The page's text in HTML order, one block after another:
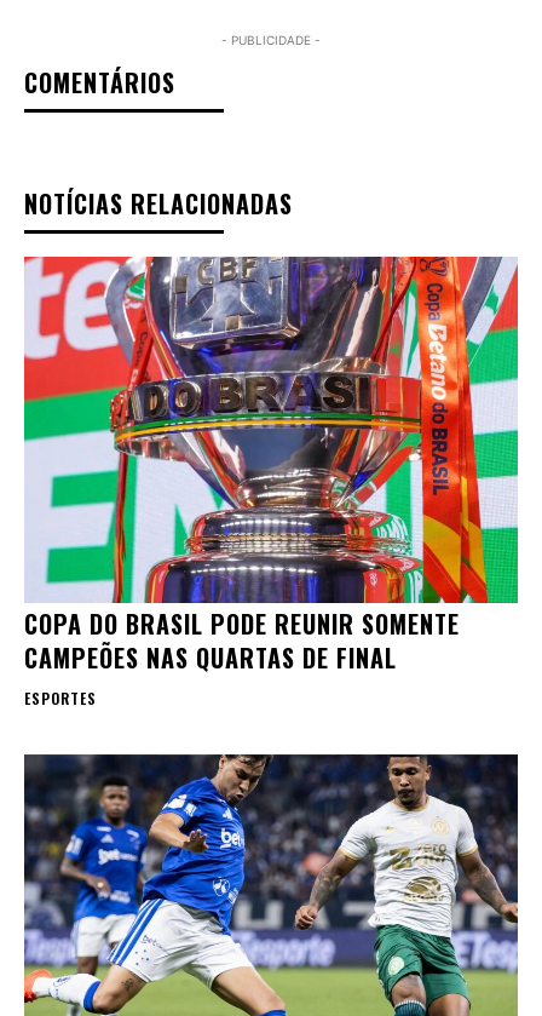
- PUBLICIDADE -
COMENTÁRIOS
NOTÍCIAS RELACIONADAS
COPA DO BRASIL PODE REUNIR SOMENTE
CAMPEÕES NAS QUARTAS DE FINAL
ESPORTES